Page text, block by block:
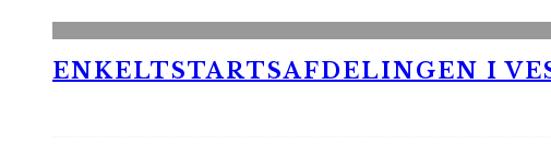
ENKELTSTARTSAFDELINGEN I